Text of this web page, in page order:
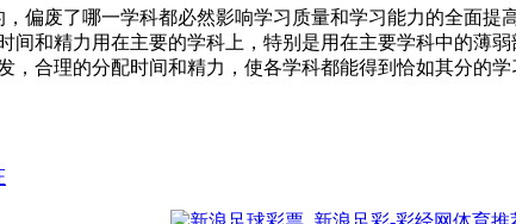
偏废了哪一学科都必然影响学习质量和学习能力的全面提
间和精力用在主要的学科上，特别是用在主要学科中的薄
合理的分配时间和精力，使各学科都能得到恰如其分的学